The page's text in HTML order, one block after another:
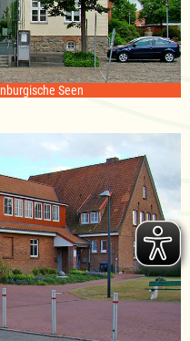
Seen